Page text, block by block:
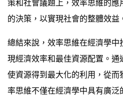
策和社會議題上，效率思維的
的決策，以實現社會的整體效益
總結來說，效率思維在經濟學
現經濟效率和最佳資源配置。
使資源得到最大化的利用，從
率思維不僅在經濟學中具有廣